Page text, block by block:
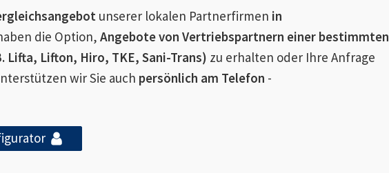
unserer lokalen Partnerfirmen in
die Option, Angebote von Vertriebspartnern einer bestimmten
Lifta, Lifton, Hiro, TKE, Sani-Trans) zu erhalten oder Ihre Anfrage
wir Sie auch persönlich am Telefon -